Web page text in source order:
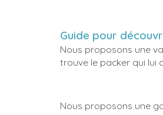
Guide pour
Nous proposons une
trouve le packer qui lui
Nous proposons une